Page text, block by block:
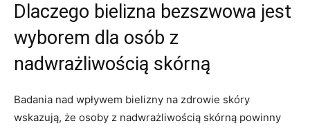
Dlaczego bielizna bezszwowa jest
wyborem⁢ dla⁢ osób​ z⁤
nadwrażliwością ‌skórną
Badania nad wpływem bielizny na zdrowie skóry
wskazują, że ‌osoby‌ z nadwrażliwością skórną powinny